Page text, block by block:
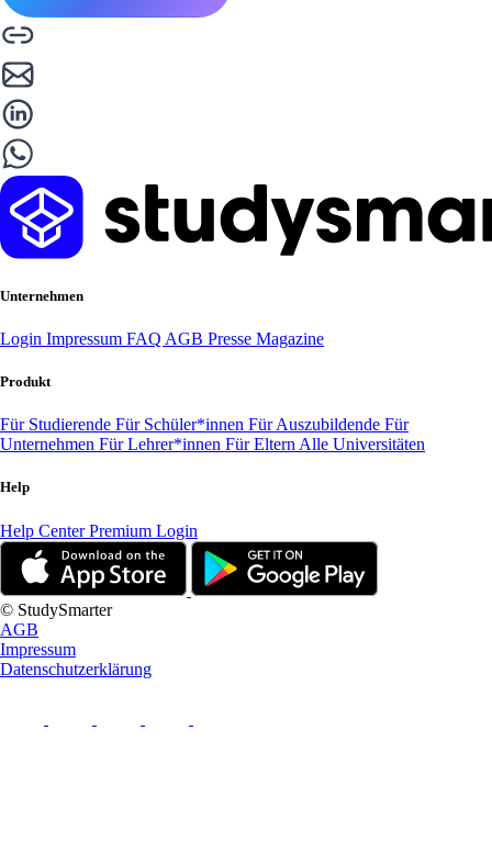
Unternehmen
Login Impressum FAQ AGB Presse Magazine
Produkt
Für Studierende Für Schüler*innen Für Auszubildende Für
Unternehmen Für Lehrer*innen Für Eltern Alle Universitäten
Help
Help CenterPremium Login
© StudySmarter
AGB
Impressum
Datenschutzerklärung